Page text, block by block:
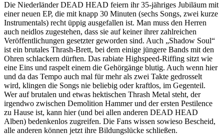
Die Niederländer DEAD HEAD feiern ihr 35-jähriges Jubiläum mit
einer neuen EP, die mit knapp 30 Minuten (sechs Songs, zwei kurze
Instrumentals) recht üppig ausgefallen ist. Man muss den Herren
auch neidlos zugestehen, dass sie auf keiner ihrer zahlreichen
Veröffentlichungen gesetzter geworden sind. Auch „Shadow Soul“
ist ein brutales Thrash-Brett, bei dem einige jüngere Bands mit den
Ohren schlackern dürften. Das rabiate Highspeed-Riffing sitzt wie
eine Eins und raspelt einem die Gehörgänge blutig. Auch wenn hier
und da das Tempo auch mal für mehr als zwei Takte gedrosselt
wird, klingen die Songs nie beliebig oder kraftlos, im Gegenteil.
Wer auf brutalen und etwas hektischen Thrash Metal steht, der
irgendwo zwischen Demolition Hammer und der ersten Pestilence
zu Hause ist, kann hier (und bei allen anderen DEAD HEAD
Alben) bedenkenlos zugreifen. Die Fans wissen sowieso Bescheid,
alle anderen können jetzt ihre Bildungslücke schließen.